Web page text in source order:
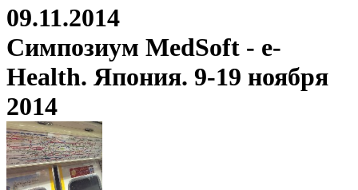
09.11.2014
Симпозиум MedSoft - e-
Health. Япония. 9-19 ноября
2014